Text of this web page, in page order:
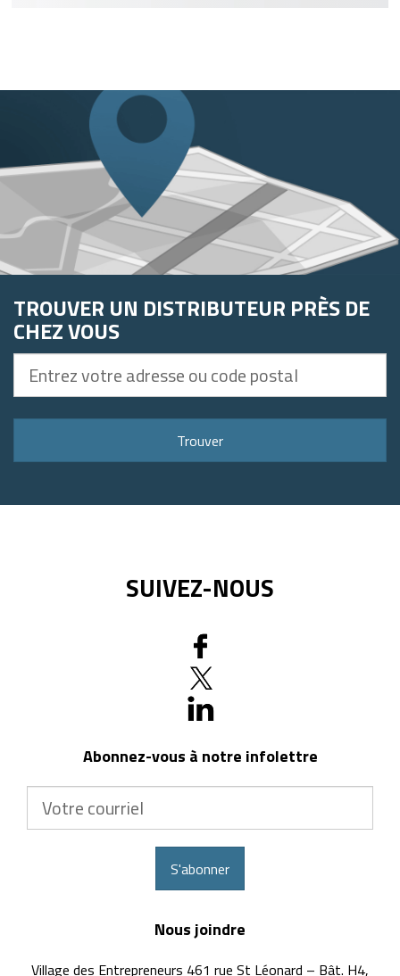
TROUVER UN DISTRIBUTEUR PRÈS DE
CHEZ VOUS
votre
Trouver
SUIVEZ-NOUS
Abonnez-vous à notre infolettre
S'abonner
Nous joindre
Village des Entrepreneurs 461 rue St Léonard – Bât. H4,